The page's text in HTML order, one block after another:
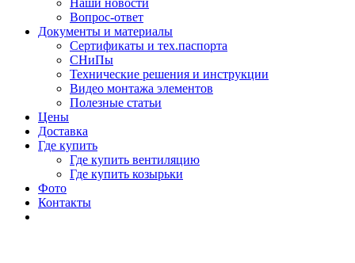
Наши новости
Вопрос-ответ
Документы и материалы
Сертификаты и тех.паспорта
СНиПы
Технические решения и инструкции
Видео монтажа элементов
Полезные статьи
Цены
Доставка
Где купить
Где купить вентиляцию
Где купить козырьки
Фото
Контакты